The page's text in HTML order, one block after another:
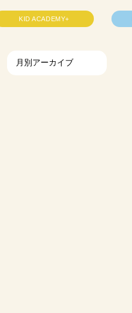
KID ACADEMY+